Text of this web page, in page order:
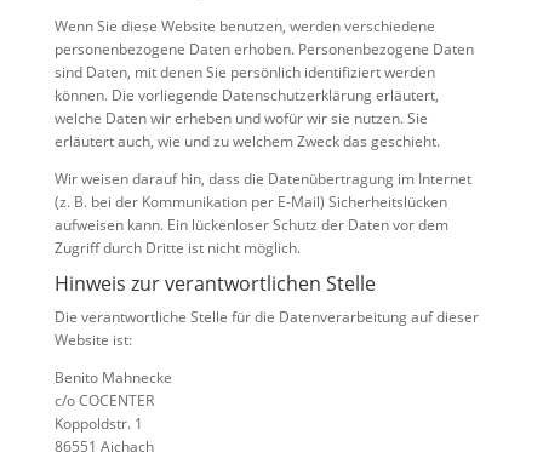
Wenn Sie diese Website benutzen, werden verschiedene
personenbezogene Daten erhoben. Personenbezogene Daten
sind Daten, mit denen Sie persönlich identifiziert werden
können. Die vorliegende Datenschutzerklärung erläutert,
welche Daten wir erheben und wofür wir sie nutzen. Sie
erläutert auch, wie und zu welchem Zweck das geschieht.
Wir weisen darauf hin, dass die Datenübertragung im Internet
(z. B. bei der Kommunikation per E-Mail) Sicherheitslücken
aufweisen kann. Ein lückenloser Schutz der Daten vor dem
Zugriff durch Dritte ist nicht möglich.
Hinweis zur verantwortlichen Stelle
Die verantwortliche Stelle für die Datenverarbeitung auf dieser
Website ist:
Benito Mahnecke
c/o COCENTER
Koppoldstr. 1
86551 Aichach